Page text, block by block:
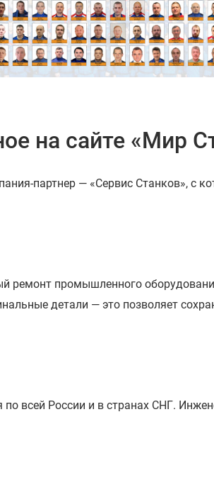
на сайте «Мир
партнер — «Сервис Станков», с
ремонт промышленного
детали — это позволяет
всей России и в странах СНГ.